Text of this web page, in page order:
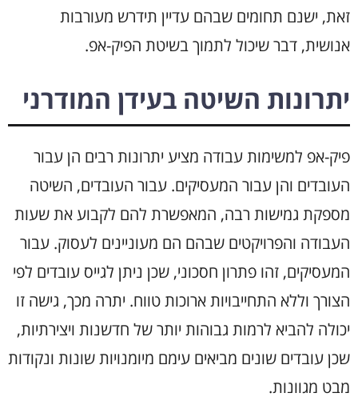
זאת, ישנם תחומים שבהם עדיין תידרש מעורבות
אנושית, דבר שיכול לתמוך בשיטת הפיק-אפ.
יתרונות השיטה בעידן המודרני
פיק-אפ למשימות עבודה מציע יתרונות רבים הן עבור
העובדים והן עבור המעסיקים. עבור העובדים, השיטה
מספקת גמישות רבה, המאפשרת להם לקבוע את שעות
העבודה והפרויקטים שבהם הם מעוניינים לעסוק. עבור
המעסיקים, זהו פתרון חסכוני, שכן ניתן לגייס עובדים לפי
הצורך וללא התחייבויות ארוכות טווח. יתרה מכך, גישה זו
יכולה להביא לרמות גבוהות יותר של חדשנות ויצירתיות,
שכן עובדים שונים מביאים עימם מיומנויות שונות ונקודות
מבט מגוונות.